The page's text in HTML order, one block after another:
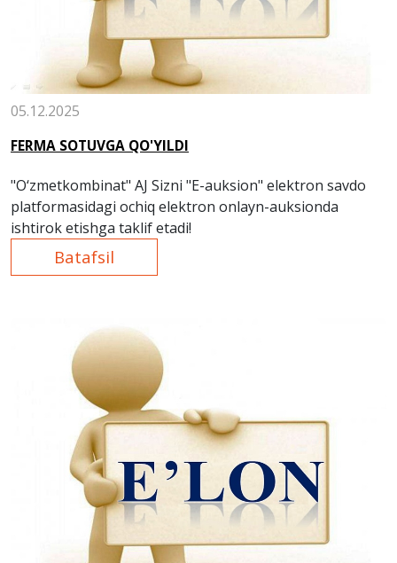
05.12.2025
FERMA SOTUVGA QO'YILDI
"O‘zmetkombinat" AJ Sizni "E-auksion" elektron savdo
platformasidagi ochiq elektron onlayn-auksionda
ishtirok etishga taklif etadi!
Batafsil